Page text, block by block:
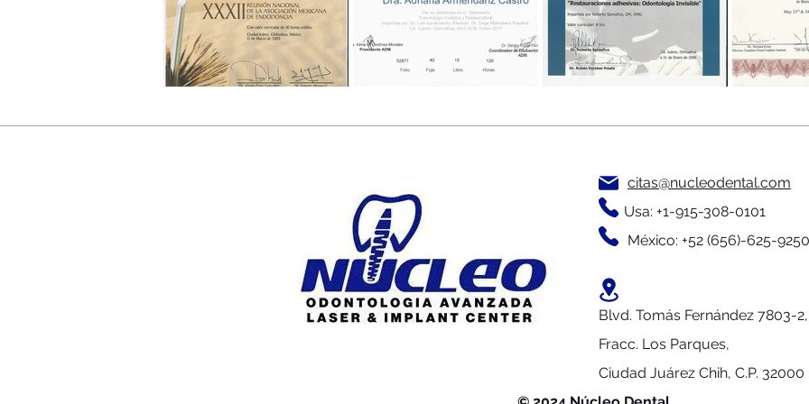
citas@nucleodental.com
Usa: +1-915-308-0101
México: +52 (656)-625-9250
Blvd. Tomás Fernández 7803-2,
Fracc. Los Parques,
Ciudad Juárez Chih, C.P. 32000